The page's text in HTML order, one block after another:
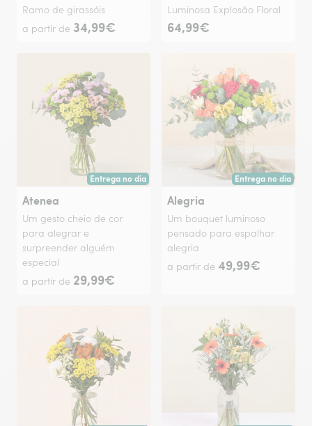
Ramo de girassóis
a partir de 34,99€
Luminosa Explosão Floral
64,99€
Entrega no dia
Entrega hoje ou na data à tua escolha.
Atenea
Um gesto cheio de cor
para alegrar e
surpreender alguém
especial
a partir de 29,99€
Entrega no dia
Entrega hoje ou na
Alegria
Um bouquet luminoso
pensado para espalhar
alegria
a partir de 49,99€